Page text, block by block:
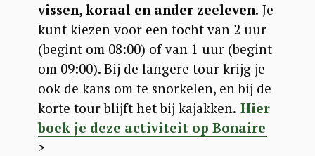
vissen, koraal en ander zeeleven. Je
kunt kiezen voor een tocht van 2 uur
(begint om 08:00) of van 1 uur (begint
om 09:00). Bij de langere tour krijg je
ook de kans om te snorkelen, en bij de
korte tour blijft het bij kajakken. Hier
boek je deze activiteit op Bonaire
>